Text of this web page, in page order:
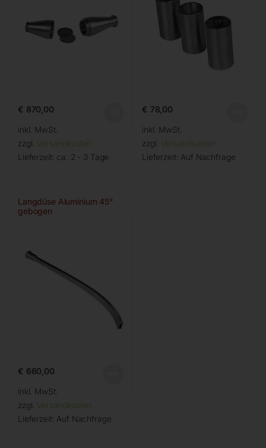
€ 870,00
inkl. MwSt.
zzgl. Versandkosten
Lieferzeit: ca. 2 - 3 Tage
€ 78,00
inkl. MwSt.
zzgl. Versandkosten
Lieferzeit: Auf Nachfrage
Langdüse Aluminium 45°
gebogen
€ 660,00
inkl. MwSt.
zzgl. Versandkosten
Lieferzeit: Auf Nachfrage